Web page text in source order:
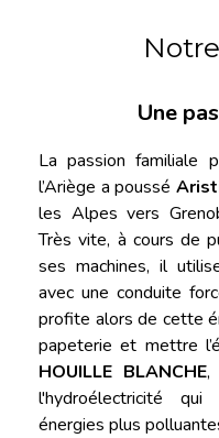
Une
La passion familiale
l’Ariège a poussé
les Alpes vers
Très vite, à cours de
ses machines, il
avec une conduite
profite alors de cette
papeterie et mettre
HOUILLE BLANCHE,
l'hydroélectricité
énergies plus